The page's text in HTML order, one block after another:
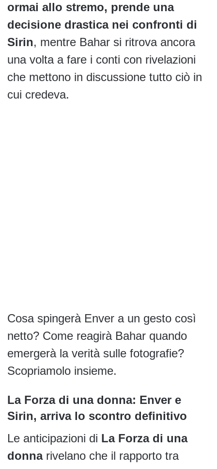
ormai allo stremo, prende una
decisione drastica nei confronti di
Sirin, mentre Bahar si ritrova ancora
una volta a fare i conti con rivelazioni
che mettono in discussione tutto ciò in
cui credeva.
Cosa spingerà Enver a un gesto così
netto? Come reagirà Bahar quando
emergerà la verità sulle fotografie?
Scopriamolo insieme.
La Forza di una donna: Enver e
Sirin, arriva lo scontro definitivo
Le anticipazioni di La Forza di una
donnarivelano che il rapporto tra